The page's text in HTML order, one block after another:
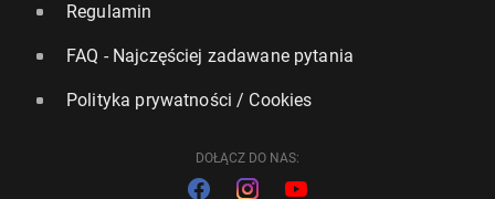
Regulamin
FAQ - Najczęściej zadawane pytania
Polityka prywatności / Cookies
DOŁĄCZ DO NAS: